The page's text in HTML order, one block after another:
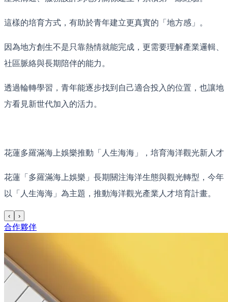
這樣的培育方式，有助於青年建立更真實的「地方感」。
因為地方創生不是只靠熱情就能完成，更需要理解產業邏輯、
社區脈絡與長期陪伴的能力。
透過輪轉學習，青年能逐步找到自己適合投入的位置，也讓地
方看見新世代加入的活力。
花蓮多羅滿海上娛樂推動「人生海海」，培育海洋觀光新人才
花蓮「多羅滿海上娛樂」長期關注海洋生態與觀光轉型，今年
以「人生海海」為主題，推動海洋觀光產業人才培育計畫。
‹ ›
合作夥伴